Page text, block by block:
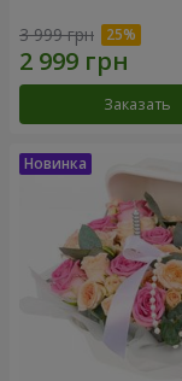
3 999 грн
Заказать